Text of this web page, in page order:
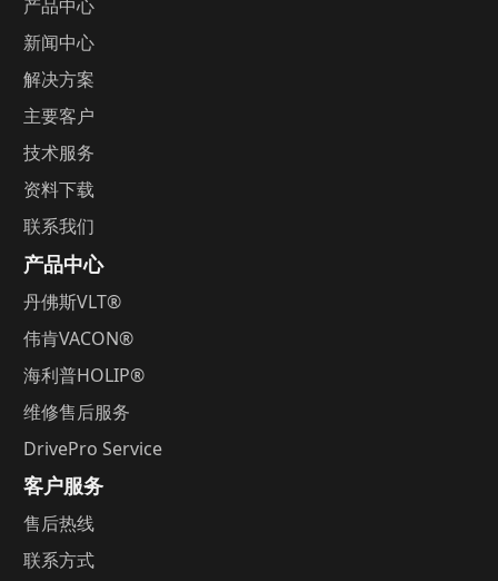
产品中心
新闻中心
解决方案
主要客户
技术服务
资料下载
联系我们
产品中心
丹佛斯VLT®
伟肯VACON®
海利普HOLIP®
维修售后服务
DrivePro Service
客户服务
售后热线
联系方式